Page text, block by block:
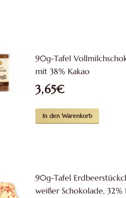
90g-Tafel
mit 38% Kakao
3,65€
In den Warenkorb
90g-Tafel
weißer Schokolade, 32%